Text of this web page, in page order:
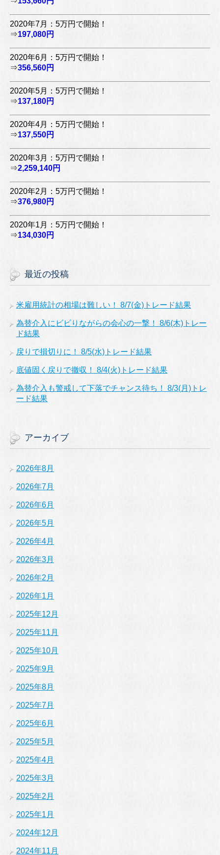
2020年7月：5万円で開始！
⇒197,080円
2020年6月：5万円で開始！
⇒356,560円
2020年5月：5万円で開始！
⇒137,180円
2020年4月：5万円で開始！
⇒137,550円
2020年3月：5万円で開始！
⇒2,259,140円
2020年2月：5万円で開始！
⇒376,980円
2020年1月：5万円で開始！
⇒134,030円
最近の投稿
米雇用統計の相場は難しい！ 8/7(金)トレード結果
為替介入にビビりながらの会心の一撃！ 8/6(木)トレー
ド結果
戻りで損切りに！ 8/5(水)トレード結果
底値固く戻りで撤収！ 8/4(火)トレード結果
為替介入も警戒して下落でチャンス待ち！ 8/3(月)トレ
ード結果
アーカイブ
2026年8月
2026年7月
2026年6月
2026年5月
2026年4月
2026年3月
2026年2月
2026年1月
2025年12月
2025年11月
2025年10月
2025年9月
2025年8月
2025年7月
2025年6月
2025年5月
2025年4月
2025年3月
2025年2月
2025年1月
2024年12月
2024年11月